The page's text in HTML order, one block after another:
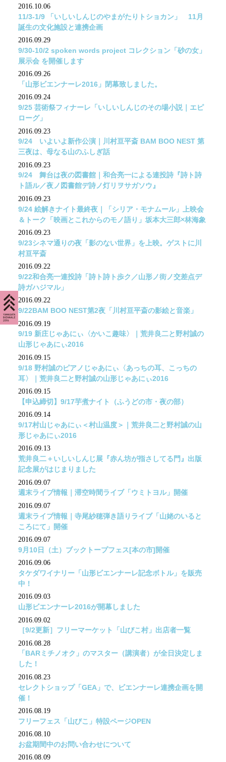
2016.10.06
11/3-1/9 「いしいしんじのやまがたりトショカン」 11月
誕生の文化施設と連携企画
2016.09.29
9/30-10/2 spoken words project コレクション「砂の女」
展示会 を開催します
2016.09.26
「山形ビエンナーレ2016」閉幕致しました。
2016.09.24
9/25 芸術祭フィナーレ「いしいしんじのその場小説｜エピ
ローグ」
2016.09.23
9/24 いよいよ新作公演｜川村亘平斎 BAM BOO NEST 第
三夜は、母なる山のふしぎ話
2016.09.23
9/24 舞台は夜の図書館｜和合亮一による連投詩『詩ト詩
ト語ル／夜ノ図書館デ詩ノ灯リヲサガソウ』
2016.09.23
9/24 絵解きナイト最終夜｜「シリア・モナムール」上映会
＆トーク「映画とこれからのモノ語り」坂本大三郎×林海象
2016.09.23
9/23シネマ通りの夜「影のない世界」を上映。ゲストに川
村亘平斎
2016.09.22
9/22和合亮一連投詩「詩ト詩ト歩ク／山形ノ街ノ交差点デ
詩ガハジマル」
2016.09.22
9/22BAM BOO NEST第2夜「川村亘平斎の影絵と音楽」
2016.09.19
9/19 新庄じゃあにぃ〈かいこ趣味〉｜荒井良二と野村誠の
山形じゃあにぃ2016
2016.09.15
9/18 野村誠のピアノじゃあにぃ〈あっちの耳、こっちの
耳〉｜荒井良二と野村誠の山形じゃあにぃ2016
2016.09.15
【申込締切】9/17芋煮ナイト（ふうどの市・夜の部）
2016.09.14
9/17村山じゃあにぃ＜村山温度＞｜荒井良二と野村誠の山
形じゃあにぃ2016
2016.09.13
荒井良二＋いしいしんじ展『赤ん坊が指さしてる門』出版
記念展がはじまりました
2016.09.07
週末ライブ情報｜滞空時間ライブ「ウミトヨル」開催
2016.09.07
週末ライブ情報｜寺尾紗穂弾き語りライブ「山姥のいると
ころにて」開催
2016.09.07
9月10日（土）ブックトープフェス[本の市]開催
2016.09.06
タケダワイナリー「山形ビエンナーレ記念ボトル」を販売
中！
2016.09.03
山形ビエンナーレ2016が開幕しました
2016.09.02
［9/2更新］フリーマーケット「山びこ村」出店者一覧
2016.08.28
「BARミチノオク」のマスター（講演者）が全日決定しま
した！
2016.08.23
セレクトショップ「GEA」で、ビエンナーレ連携企画を開
催！
2016.08.19
フリーフェス「山びこ」特設ページOPEN
2016.08.10
お盆期間中のお問い合わせについて
2016.08.09